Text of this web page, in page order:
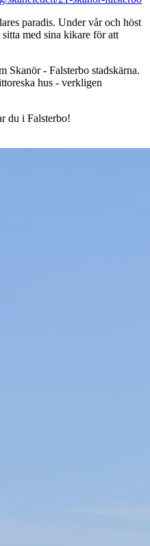
paradis. Under vår och höst
sitta med sina kikare för att
Skanör - Falsterbo stadskärna.
hus - verkligen
du i Falsterbo!